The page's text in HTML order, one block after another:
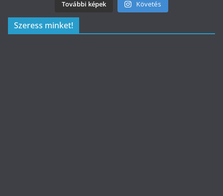
További képek Követés
Szeress minket!